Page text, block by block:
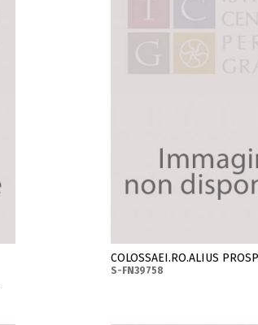
COLOSSAEI.RO.ALIUS
S-FN39758